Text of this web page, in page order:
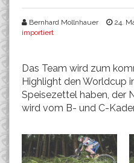
Bernhard Mollnhauer 24.
importiert
Das Team wird zum
Highlight den Worldcup
Speisezettel haben, der
wird vom B- und C-